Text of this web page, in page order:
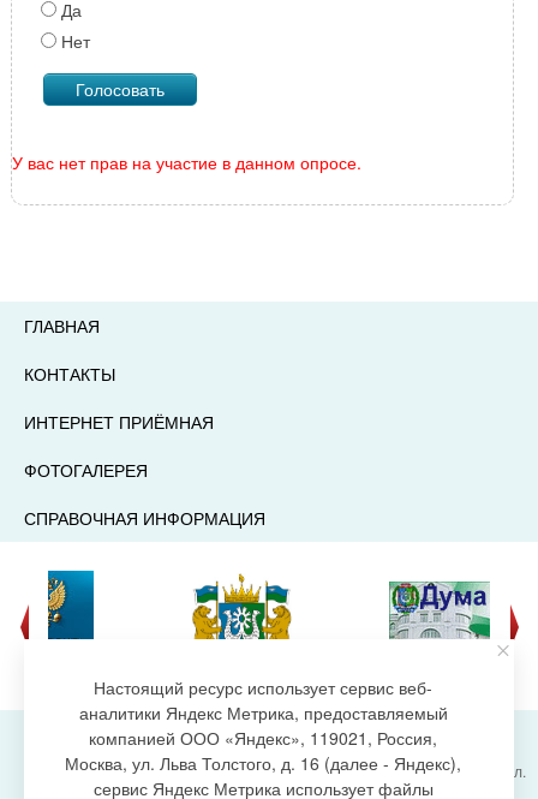
Да
Нет
У вас нет прав на участие в данном опросе.
ГЛАВНАЯ
КОНТАКТЫ
ИНТЕРНЕТ ПРИЁМНАЯ
ФОТОГАЛЕРЕЯ
СПРАВОЧНАЯ ИНФОРМАЦИЯ
Администрация городского поселения Излучинск, ул.
Энергетиков, 6, пгт. Излучинск, Нижневартовский
Настоящий ресурс использует сервис веб-
аналитики Яндекс Метрика, предоставляемый
компанией ООО «Яндекс», 119021, Россия,
Москва, ул. Льва Толстого, д. 16 (далее - Яндекс),
сервис Яндекс Метрика использует файлы